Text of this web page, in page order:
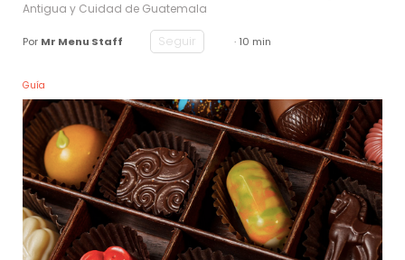
Antigua y Cuidad de Guatemala
Por Mr Menu Staff Seguir · 10 min
Guía